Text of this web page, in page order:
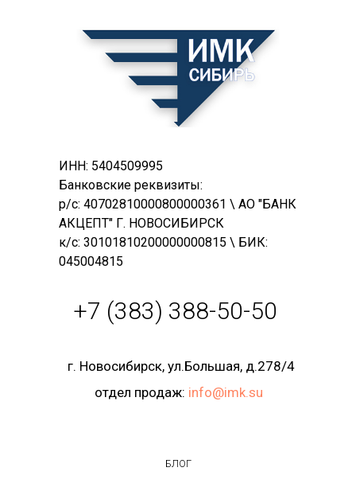
+7 (383) 388-50-50
г. Новосибирск, ул.Большая, д.278/4
отдел продаж: info@imk.su
ИНН: 5404509995
Банковские реквизиты:
р/с: 40702810000800000361 \ АО "БАНК
АКЦЕПТ" Г. НОВОСИБИРСК
к/с: 30101810200000000815 \ БИК:
045004815
БЛОГ